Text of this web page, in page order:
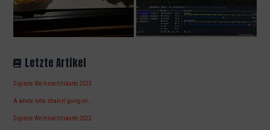
Letzte Artikel
Digitale Weihnachtskarte 2023
A whole lotta shakin‘ going on…
Digitale Weihnachtskarte 2022